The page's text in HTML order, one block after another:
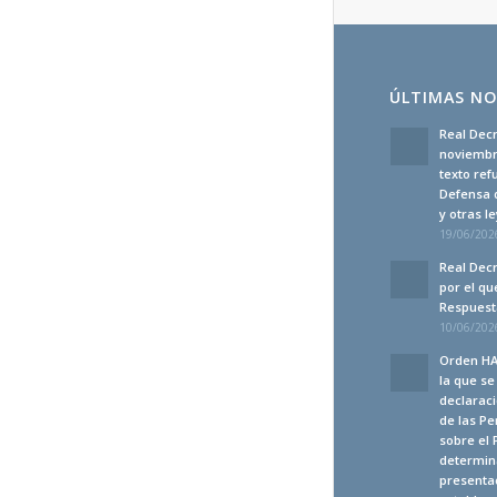
ÚLTIMAS
Real
texto
Defensa
y otras
19/06/
Real
por el
10/06/
Orden
la que
de las
sobre el